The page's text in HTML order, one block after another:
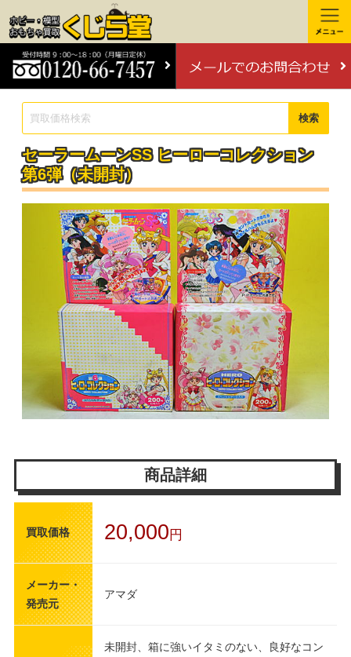
検索
セーラームーンSS ヒーローコレクション
第6弾（未開封）
商品詳細
買取価格 20,000 円
メーカー・
発売元
アマダ
未開封、箱に強いイタミのない、良好なコン